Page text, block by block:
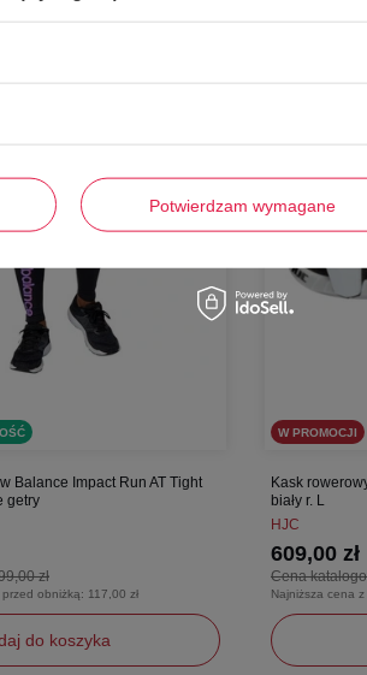
Balance Impact Run AT Tight
getry
zł
obniżką: 117,00 zł
do koszyka
W PROMOCJI
Kask
biały r. L
HJC
Cena
609,00 zł
Najniższa cena
Potwierdzam wymagane